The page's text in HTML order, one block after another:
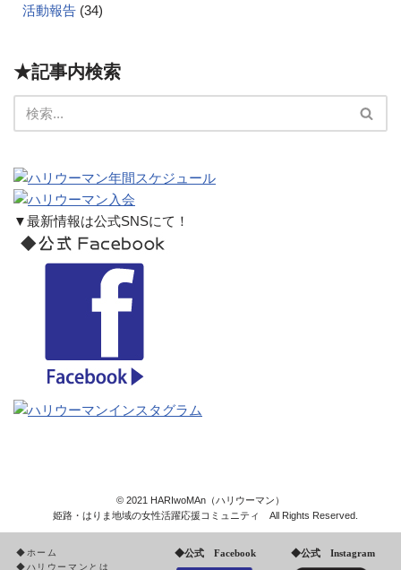
活動報告 (34)
★記事内検索
▼最新情報は公式SNSにて！
© 2021 HARIwoMAn（ハリウーマン）
姫路・はりま地域の女性活躍応援コミュニティ All Rights Reserved.
ホーム
ハリウーマンとは
◆公式 Facebook ◆公式 Instagram